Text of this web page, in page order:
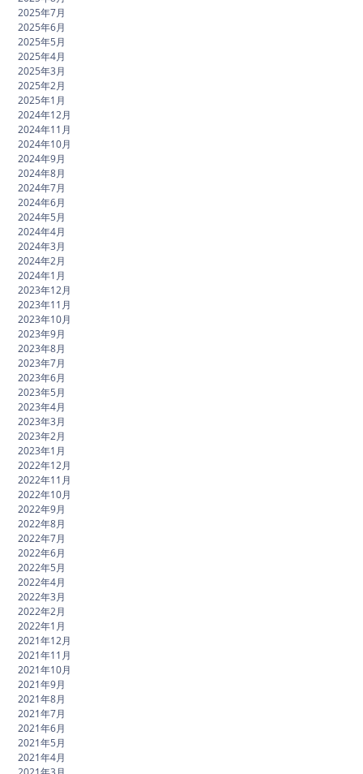
2025年7月
2025年6月
2025年5月
2025年4月
2025年3月
2025年2月
2025年1月
2024年12月
2024年11月
2024年10月
2024年9月
2024年8月
2024年7月
2024年6月
2024年5月
2024年4月
2024年3月
2024年2月
2024年1月
2023年12月
2023年11月
2023年10月
2023年9月
2023年8月
2023年7月
2023年6月
2023年5月
2023年4月
2023年3月
2023年2月
2023年1月
2022年12月
2022年11月
2022年10月
2022年9月
2022年8月
2022年7月
2022年6月
2022年5月
2022年4月
2022年3月
2022年2月
2022年1月
2021年12月
2021年11月
2021年10月
2021年9月
2021年8月
2021年7月
2021年6月
2021年5月
2021年4月